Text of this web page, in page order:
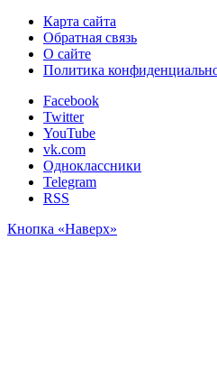
Карта сайта
Обратная связь
О сайте
Политика
Facebook
Twitter
YouTube
vk.com
Одноклассники
Telegram
RSS
Кнопка «Наверх»